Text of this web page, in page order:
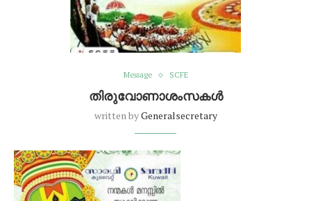
Message SCFE
തിരുവോണാശംസകൾ
written byGeneralsecretary